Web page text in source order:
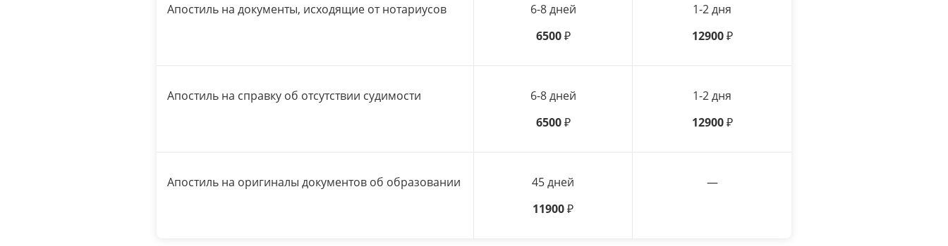
Апостиль на документы, исходящие от нотариусов
6-8 дней
6500 ₽
1-2 дня
12900 ₽
Апостиль на справку об отсутствии судимости
6-8 дней
6500 ₽
1-2 дня
12900 ₽
Апостиль на оригиналы документов об образовании
45 дней
11900₽
—